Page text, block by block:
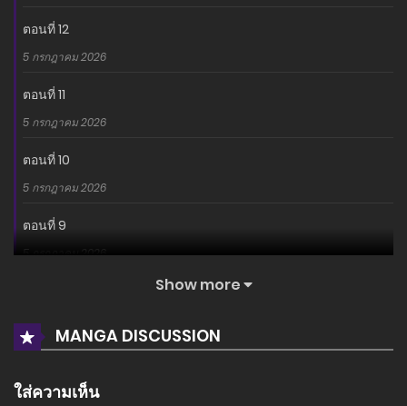
ตอนที่ 12
5 กรกฎาคม 2026
ตอนที่ 11
5 กรกฎาคม 2026
ตอนที่ 10
5 กรกฎาคม 2026
ตอนที่ 9
5 กรกฎาคม 2026
ตอนที่ 7
30 มิถุนายน 2026
Show more
MANGA DISCUSSION
ใส่ความเห็น